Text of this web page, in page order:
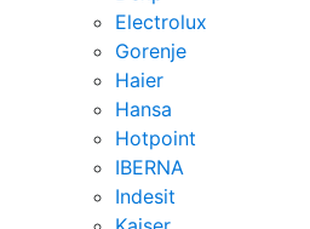
Electrolux
Gorenje
Haier
Hansa
Hotpoint
IBERNA
Indesit